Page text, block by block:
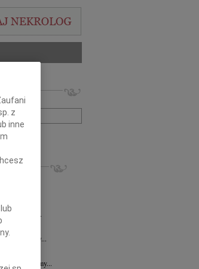
trudnych...
Sejmiku...
wyrazy...
przyjęliśmy...
z
inne